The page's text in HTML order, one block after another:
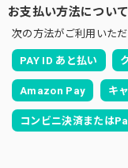
お支払い方法について
次の方法がご利用いただ
PAY ID あと払い
Amazon Pay キ
コンビニ決済または